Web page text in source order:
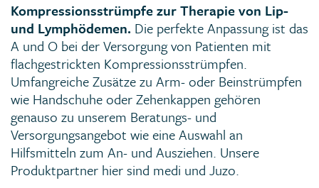
Kompressionsstrümpfe zur Therapie von Lip-
und Lymphödemen. Die perfekte Anpassung ist das
A und O bei der Versorgung von Patienten mit
flachgestrickten Kompressionsstrümpfen.
Umfangreiche Zusätze zu Arm- oder Beinstrümpfen
wie Handschuhe oder Zehenkappen gehören
genauso zu unserem Beratungs- und
Versorgungsangebot wie eine Auswahl an
Hilfsmitteln zum An- und Ausziehen. Unsere
Produktpartner hier sind medi und Juzo.